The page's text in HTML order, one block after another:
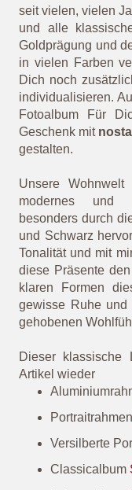
seit vielen, vielen
und alle
Goldprägung und
in vielen Farben
Dich noch
individualisieren.
Fotoalbum Für
Geschenk mit
gestalten.
Unsere
modernes und
besonders durch
und Schwarz
Tonalität und mit
diese Präsente
klaren Formen
gewisse Ruhe
gehobenen
Dieser
Artikel wieder
Portraitrahmen
Versilberte
Classicalbum